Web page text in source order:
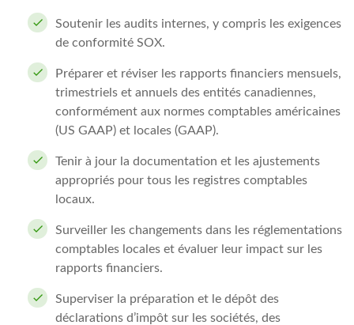
Soutenir les audits internes, y compris les exigences
de conformité SOX.
Préparer et réviser les rapports financiers mensuels,
trimestriels et annuels des entités canadiennes,
conformément aux normes comptables américaines
(US GAAP) et locales (GAAP).
Tenir à jour la documentation et les ajustements
appropriés pour tous les registres comptables
locaux.
Surveiller les changements dans les réglementations
comptables locales et évaluer leur impact sur les
rapports financiers.
Superviser la préparation et le dépôt des
déclarations d’impôt sur les sociétés, des